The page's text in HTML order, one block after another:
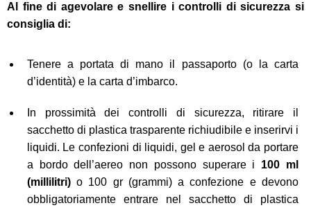
Al fine di agevolare e snellire i controlli di sicurezza si
consiglia di:
Tenere a portata di mano il passaporto (o la carta
d’identità) e la carta d’imbarco.
In prossimità dei controlli di sicurezza, ritirare il
sacchetto di plastica trasparente richiudibile e inserirvi i
liquidi. Le confezioni di liquidi, gel e aerosol da portare
a bordo dell’aereo non possono superare i 100 ml
(millilitri)o 100 gr (grammi) a confezione e devono
obbligatoriamente entrare nel sacchetto di plastica